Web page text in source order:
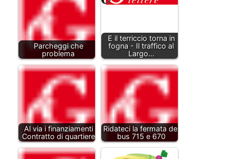
Parcheggi che
problema
E il terriccio torna in
fogna - Il traffico al
Largo…
Al via i finanziamenti
Contratto di quartiere
Ridateci la fermata dei
bus 715 e 670